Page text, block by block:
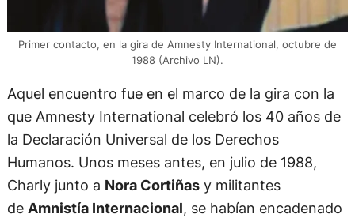
Primer contacto, en la gira de Amnesty International, octubre de
1988 (Archivo LN).
Aquel encuentro fue en el marco de la gira con la
que Amnesty International celebró los 40 años de
la Declaración Universal de los Derechos
Humanos. Unos meses antes, en julio de 1988,
Charly junto a Nora Cortiñasy militantes
de Amnistía Internacional, se habían encadenado